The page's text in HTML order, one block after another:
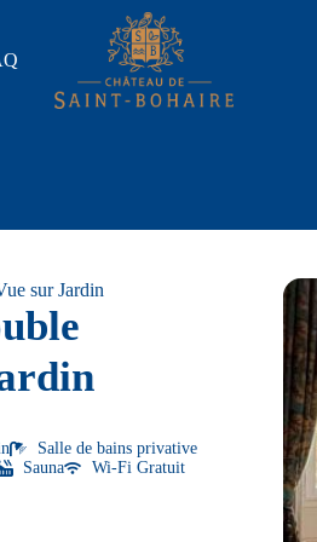
sur Jardin
Salle de bains privative
Sauna Wi-Fi Gratuit